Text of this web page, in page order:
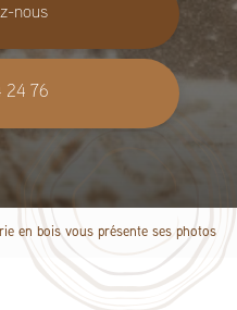
nous
24 76
en bois vous présente ses photos